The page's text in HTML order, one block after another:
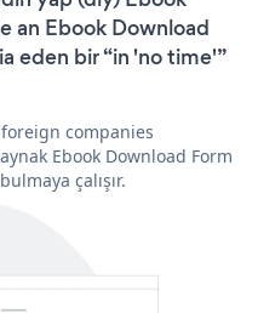
an Ebook Download
eden bir “in 'no time'”
companies
Ebook Download Form
çalışır.